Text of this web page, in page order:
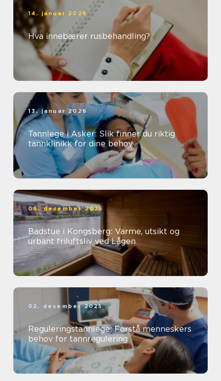
14. januar 2026
Hva innebærer rusbehandling?
13. januar 2026
Tannlege i Asker: Slik finner du riktig
tannklinikk for dine behov
06. desember 2025
Badstue i Kongsberg: Varme, utsikt og
urbant friluftsliv ved Lågen
02. desember 2025
Reguleringstannlege: Forstå menneskers
behov for tannregulering